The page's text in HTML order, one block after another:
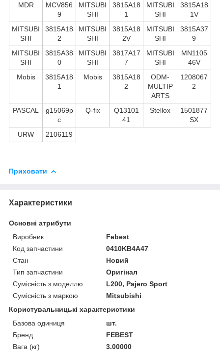
MDR
MCV856
9
MITSUBI
SHI
3815A18
1
MITSUBI
SHI
3815A18
1V
MITSUBI
SHI
3815A18
2
MITSUBI
SHI
3815A18
2V
MITSUBI
SHI
3815A37
9
MITSUBI
SHI
3815A38
0
MITSUBI
SHI
3817A17
7
MITSUBI
SHI
MN1105
46V
Mobis
3815A18
1
Mobis
3815A18
2
ODM-
MULTIP
ARTS
1208067
2
PASCAL
g15069p
c
Q-fix
Q13101
41
Stellox
1501877
SX
URW
2106119
Приховати
Характеристики
Основні атрибути
Виробник
Febest
Код запчастини
0410KB4A47
Стан
Новий
Тип запчастини
Оригінал
Сумісність з моделлю
L200, Pajero Sport
Сумісність з маркою
Mitsubishi
Користувальницькі характеристики
Базова одиниця
шт.
Бренд
FEBEST
Вага (кг)
3.00000